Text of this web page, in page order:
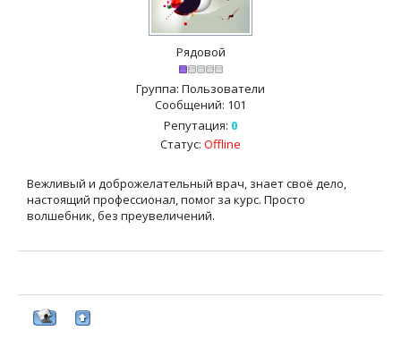
Рядовой
Группа: Пользователи
Сообщений: 101
Репутация: 0
Статус: Offline
Вежливый и доброжелательный врач, знает своё дело,
настоящий профессионал, помог за курс. Просто
волшебник, без преувеличений.